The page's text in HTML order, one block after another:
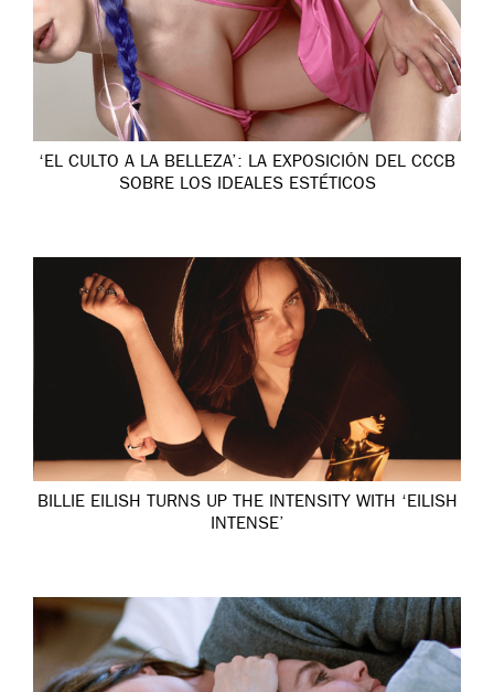
‘EL CULTO A LA BELLEZA’: LA EXPOSICIÓN DEL CCCB
SOBRE LOS IDEALES ESTÉTICOS
BILLIE EILISH TURNS UP THE INTENSITY WITH ‘EILISH
INTENSE’